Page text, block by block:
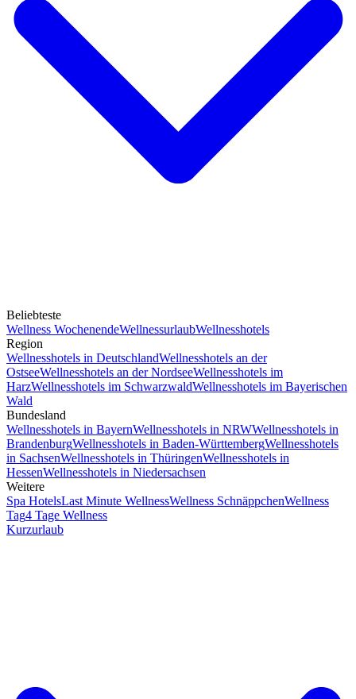
Beliebteste
Wellness WochenendeWellnessurlaubWellnesshotels
Region
Wellnesshotels in DeutschlandWellnesshotels an der
OstseeWellnesshotels an der NordseeWellnesshotels im
HarzWellnesshotels im SchwarzwaldWellnesshotels im Bayerischen
Wald
Bundesland
Wellnesshotels in BayernWellnesshotels in NRWWellnesshotels in
BrandenburgWellnesshotels in Baden-WürttembergWellnesshotels
in SachsenWellnesshotels in ThüringenWellnesshotels in
HessenWellnesshotels in Niedersachsen
Weitere
Spa HotelsLast Minute WellnessWellness SchnäppchenWellness
Tag4 Tage Wellness
Kurzurlaub